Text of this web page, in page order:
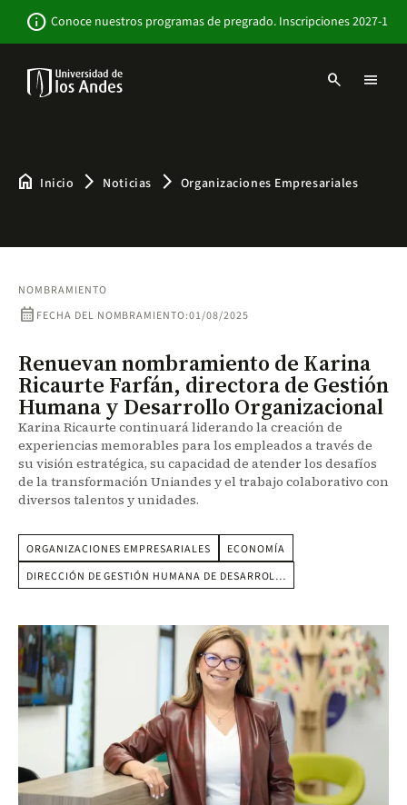
contenido
info Conoce nuestros programas de pregrado. Inscripciones 2027-1
search menu
home Inicio arrow_forward_ios Noticias arrow_forward_ios Organizaciones Empresariales
NOMBRAMIENTO
calendar_month FECHA DEL NOMBRAMIENTO:01/08/2025
Renuevan nombramiento de Karina
Ricaurte Farfán, directora de Gestión
Humana y Desarrollo Organizacional
Karina Ricaurte continuará liderando la creación de
experiencias memorables para los empleados a través de
su visión estratégica, su capacidad de atender los desafíos
de la transformación Uniandes y el trabajo colaborativo con
diversos talentos y unidades.
ORGANIZACIONES EMPRESARIALES
ECONOMÍA
DIRECCIÓN DE GESTIÓN HUMANA DE DESARROL…